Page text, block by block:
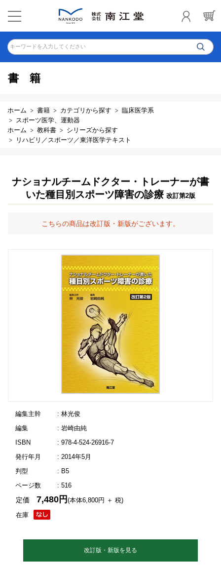
キーワードを入力してください
書籍
ホーム 書籍 カテゴリから探す
臨床医学系
スポーツ医学、運動器
ホーム
教科書
シリーズから探す
リハビリ／スポーツ／東洋医学テキスト
ナショナルチームドクター・トレーナーが書
いた種目別スポーツ障害の診療 改訂第2版
こちらの商品は改訂版・新版がございます。
編集主幹
: 林光俊
編集
: 岩崎由純
ISBN
: 978-4-524-26916-7
発行年月
: 2014年5月
判型
: B5
ページ数
: 516
在庫
定価7,480円(本体6,800円 ＋ 税)
改訂版・新版を見る